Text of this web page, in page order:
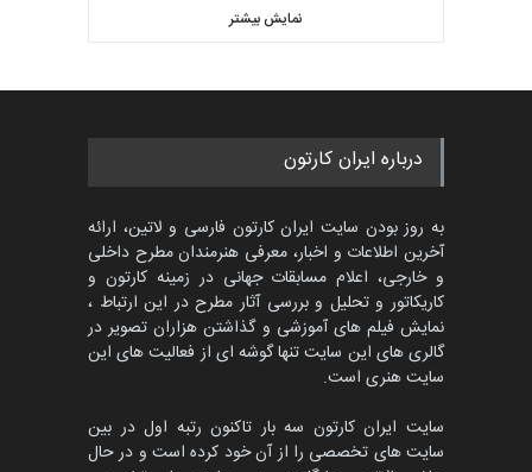
کاریکاتور «البغلی…
پنجمین مسابقۀ بین‌المللی
کارتون CARTUNION ، …
جشنواره بین‌المللی کارتون
مدارس پرتغال، ۲۰۲۷
مهلت 4 ماه دیگر
پنجمین مسابقۀ بین‌المللی
گالری حدود یک ماه قبل
نمایش بیشتر
درباره ایران کارتون
به روز بودن سایت ایران کارتون فارسی و لاتین، ارائه
آخرین اطلاعات و اخبار، معرفی هنرمندان مطرح داخلی
و خارجی، اعلام مسابقات جهانی در زمینه کارتون و
کاریکاتور و تحلیل و بررسی آثار مطرح در این ارتباط ،
نمایش فیلم های آموزشی و گذاشتن هزاران تصویر در
گالری های این سایت تنها گوشه ای از فعالیت های این
سایت هنری است.
سایت ایران کارتون سه بار تاکنون رتبه اول در بین
سایت های تخصصی را از آن خود کرده است و در حال